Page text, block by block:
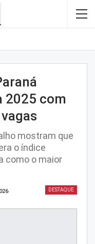
2025 com
mostram que
o índice
como o maior
DESTAQUE